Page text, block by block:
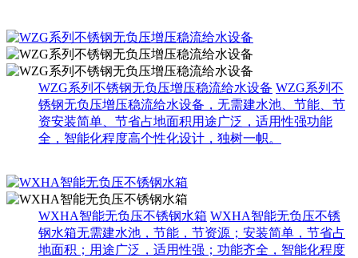
WZG系列不锈钢无负压增压稳流给水设备 WZG系列不
锈钢无负压增压稳流给水设备，无需建水池、节能、节
资安装简单、节省占地面积用途广泛，适用性强功能
全，智能化程度高个性化设计，独树一帜。
WXHA智能无负压不锈钢水箱 WXHA智能无负压不锈
钢水箱无需建水池，节能，节资源；安装简单，节省占
地面积；用途广泛，适用性强；功能齐全，智能化程度